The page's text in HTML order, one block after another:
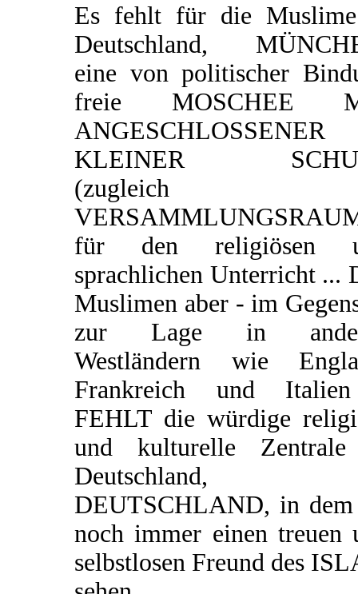
Es fehlt für die
Deutschland,
eine von politischer
freie MOSCHEE
ANGESCHLOSSENER
KLEINER
(zugleich
für den religiösen
sprachlichen Unterricht ...
Muslimen aber - im
zur Lage in
Westländern wie
Frankreich und
FEHLT die würdige
und kulturelle
Deutschland,
DEUTSCHLAND, in dem
noch immer einen treuen
selbstlosen Freund des